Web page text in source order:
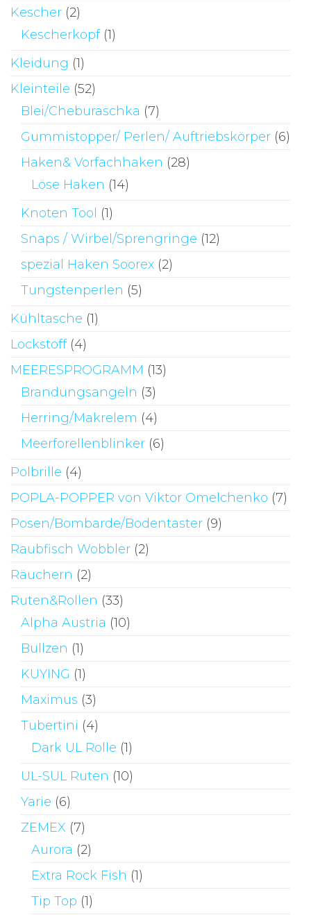
Kescher (2)
Kescherkopf (1)
Kleidung (1)
Kleinteile (52)
Blei/Cheburaschka (7)
Gummistopper/ Perlen/ Auftriebskörper (6)
Haken& Vorfachhaken (28)
Löse Haken (14)
Knoten Tool (1)
Snaps / Wirbel/Sprengringe (12)
spezial Haken Soorex (2)
Tungstenperlen (5)
Kühltasche (1)
Lockstoff (4)
MEERESPROGRAMM (13)
Brandungsangeln (3)
Herring/Makrelem (4)
Meerforellenblinker (6)
Polbrille (4)
POPLA-POPPER von Viktor Omelchenko (7)
Posen/Bombarde/Bodentaster (9)
Raubfisch Wobbler (2)
Räuchern (2)
Ruten&Rollen (33)
Alpha Austria (10)
Bullzen (1)
KUYING (1)
Maximus (3)
Tubertini (4)
Dark UL Rolle (1)
UL-SUL Ruten (10)
Yarie (6)
ZEMEX (7)
Aurora (2)
Extra Rock Fish (1)
Tip Top (1)